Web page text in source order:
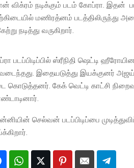
விக்ரம் நடிக்கும் படம் கோப்ரா. இதன்
மணிரத்னம் படத்திலிருந்து
நடித்து வருகிறார்.
படப்பிடிப்பில் ஸ்ரீநிதி ஷெட்டி
இதையடுத்து இயக்குனர் அஜய்
கொடுத்தனர். கேக் வெட்டி காட்சி
செல்வன் படப்பிடிப்பை